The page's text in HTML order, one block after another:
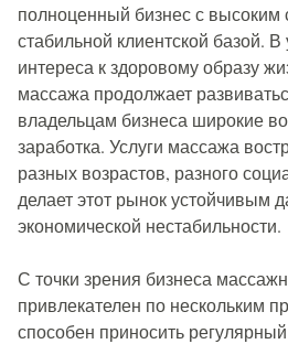
полноценный бизнес с высоким
стабильной клиентской базой.
интереса к здоровому образу
массажа продолжает
владельцам бизнеса широкие
заработка. Услуги массажа
разных возрастов, разного
делает этот рынок устойчивым
экономической нестабильности.
С точки зрения бизнеса
привлекателен по нескольким
способен приносить